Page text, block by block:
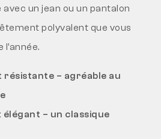
un jean ou un pantalon
polyvalent que vous
résistante – agréable au
– un classique